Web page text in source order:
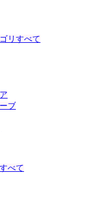
リすべて
ブ
べて